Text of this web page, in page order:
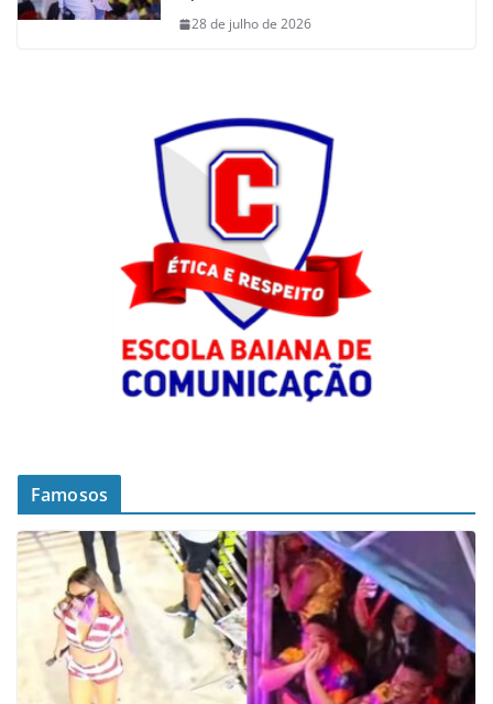
28 de julho de 2026
Famosos